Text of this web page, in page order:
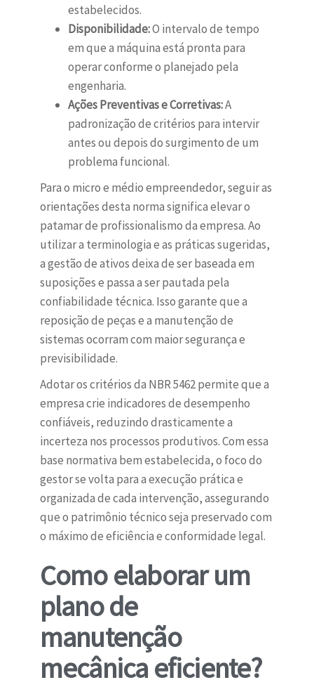
estabelecidos.
Disponibilidade:O intervalo de tempo
em que a máquina está pronta para
operar conforme o planejado pela
engenharia.
Ações Preventivas e Corretivas:A
padronização de critérios para intervir
antes ou depois do surgimento de um
problema funcional.
Para o micro e médio empreendedor, seguir as
orientações desta norma significa elevar o
patamar de profissionalismo da empresa. Ao
utilizar a terminologia e as práticas sugeridas,
a gestão de ativos deixa de ser baseada em
suposições e passa a ser pautada pela
confiabilidade técnica. Isso garante que a
reposição de peças e a manutenção de
sistemas ocorram com maior segurança e
previsibilidade.
Adotar os critérios da NBR 5462 permite que a
empresa crie indicadores de desempenho
confiáveis, reduzindo drasticamente a
incerteza nos processos produtivos. Com essa
base normativa bem estabelecida, o foco do
gestor se volta para a execução prática e
organizada de cada intervenção, assegurando
que o patrimônio técnico seja preservado com
o máximo de eficiência e conformidade legal.
Como elaborar um
plano de
manutenção
mecânica eficiente?